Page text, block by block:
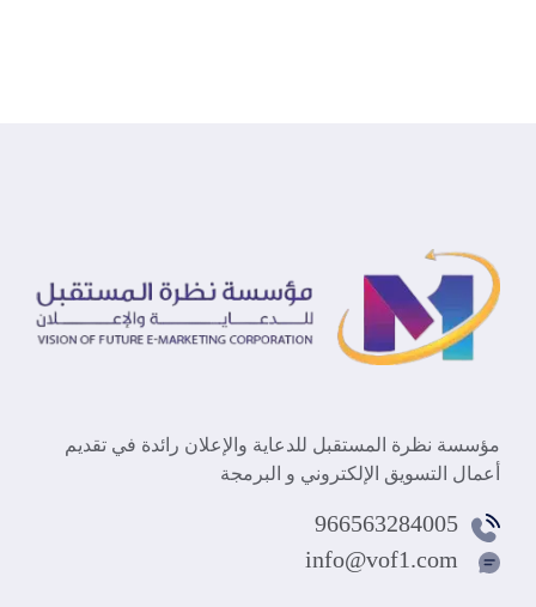
مؤسسة نظرة المستقبل للدعاية والإعلان رائدة في تقديم
أعمال التسويق الإلكتروني و البرمجة
966563284005
info@vof1.com